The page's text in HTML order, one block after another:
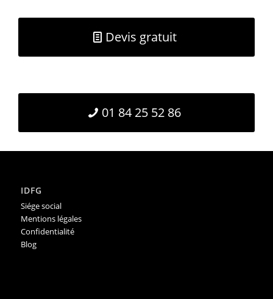
Devis gratuit
01 84 25 52 86
IDFG
Siége social
Mentions légales
Confidentialité
Blog